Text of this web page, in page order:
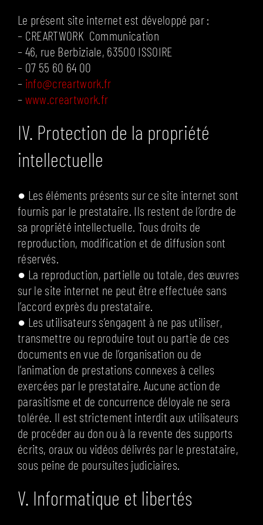
Le présent site internet est développé par :
– CREARTWORK Communication
– 46, rue Berbiziale, 63500 ISSOIRE
– 07 55 60 64 00
– info@creartwork.fr
–www.creartwork.fr
IV. Protection de la propriété
intellectuelle
● Les éléments présents sur ce site internet sont
fournis par le prestataire. Ils restent de l’ordre de
sa propriété intellectuelle. Tous droits de
reproduction, modification et de diffusion sont
réservés.
● La reproduction, partielle ou totale, des œuvres
sur le site internet ne peut être effectuée sans
l’accord exprès du prestataire.
● Les utilisateurs s’engagent à ne pas utiliser,
transmettre ou reproduire tout ou partie de ces
documents en vue de l’organisation ou de
l’animation de prestations connexes à celles
exercées par le prestataire. Aucune action de
parasitisme et de concurrence déloyale ne sera
tolérée. Il est strictement interdit aux utilisateurs
de procéder au don ou à la revente des supports
écrits, oraux ou vidéos délivrés par le prestataire,
sous peine de poursuites judiciaires.
V. Informatique et libertés